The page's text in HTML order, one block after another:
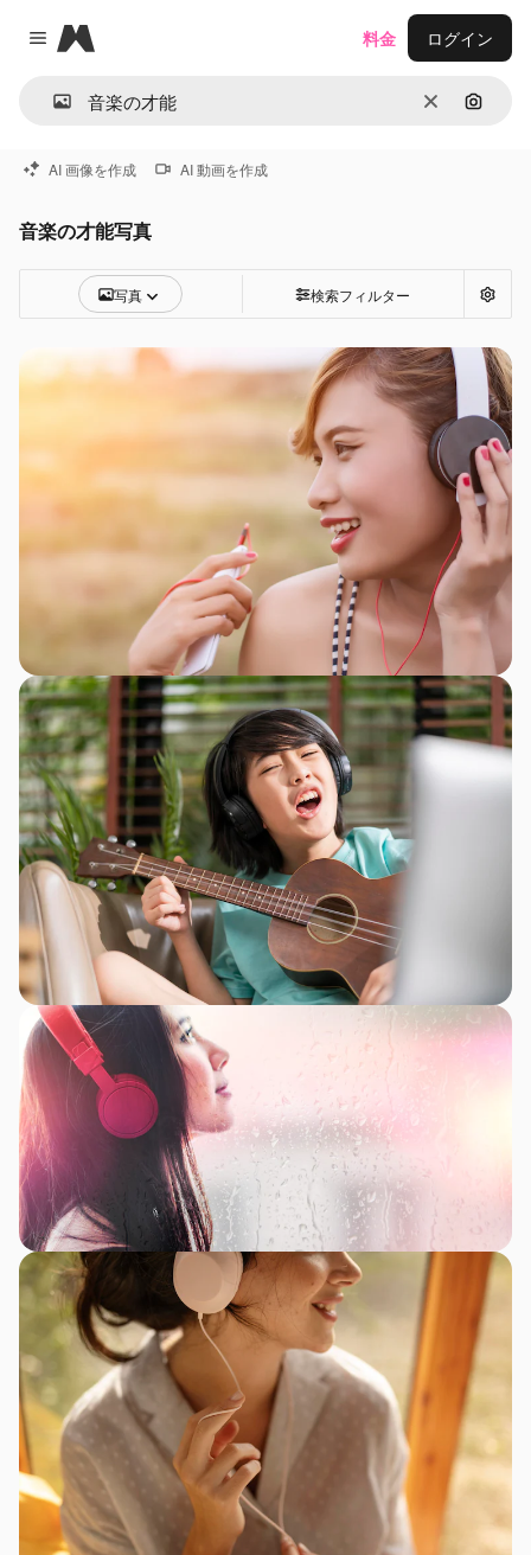
Close menu
Magnific
消去 画像で
料金 ログイン
AI 画像を作成 AI 動画を作成
音楽の才能写真
写真 検索フィルター